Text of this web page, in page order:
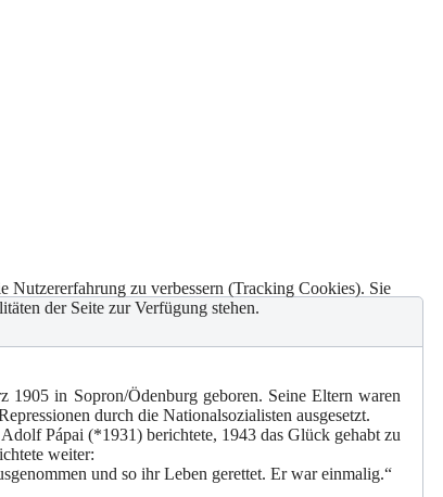
in Sopron/Ödenburg geboren. Seine Eltern waren
durch die Nationalsozialisten ausgesetzt.
Pápai (*1931) berichtete, 1943 das Glück gehabt zu
weiter:
und so ihr Leben gerettet. Er war einmalig.“
Nutzererfahrung zu verbessern (Tracking Cookies). Sie
der Seite zur Verfügung stehen.